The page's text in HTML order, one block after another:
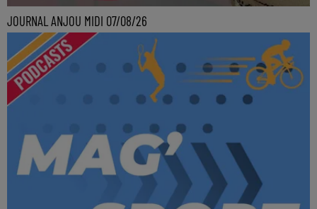
JOURNAL ANJOU MIDI 07/08/26